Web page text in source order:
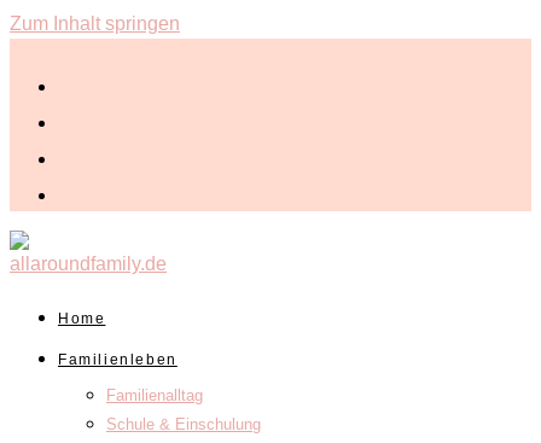
Zum Inhalt springen
Home
Familienleben
Familienalltag
Schule & Einschulung